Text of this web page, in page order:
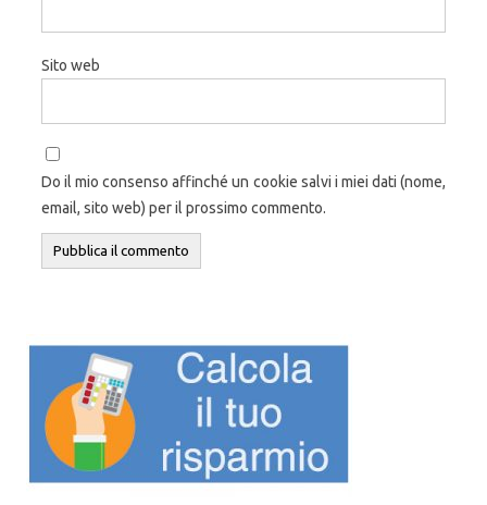
Sito web
Do il mio consenso affinché un cookie salvi i miei dati (nome,
email, sito web) per il prossimo commento.